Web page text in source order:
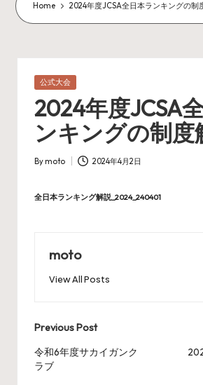
Home 2024年度JCSA全日本ランキングの制
Posted
公式大会
2024年度JCSA
ンキングの制度
Posted
Bymoto 2024年4月2日
全日本ランキング解説_2024_240401
moto
View All Posts
Post
navigation
Previous Post
令和6年度サカイガンク
ラブ